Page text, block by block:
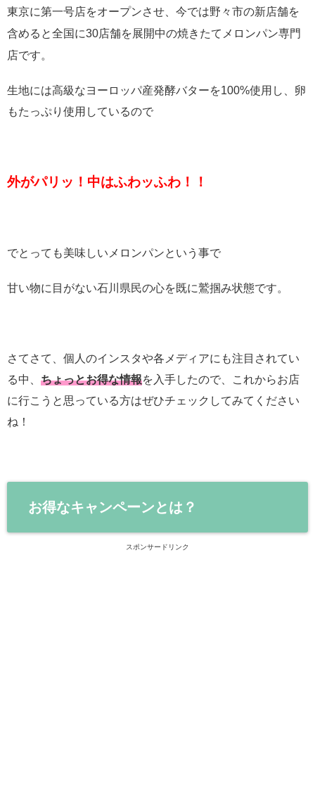
東京に第一号店をオープンさせ、今では野々市の新店舗を
含めると全国に30店舗を展開中の焼きたてメロンパン専門
店です。
生地には高級なヨーロッパ産発酵バターを100%使用し、卵
もたっぷり使用しているので
外がパリッ！中はふわッふわ！！
でとっても美味しいメロンパンという事で
甘い物に目がない石川県民の心を既に鷲掴み状態です。
さてさて、個人のインスタや各メディアにも注目されてい
る中、 ちょっとお得な情報を入手したので、これからお店
に行こうと思っている方はぜひチェックしてみてください
ね！
お得なキャンペーンとは？
スポンサードリンク